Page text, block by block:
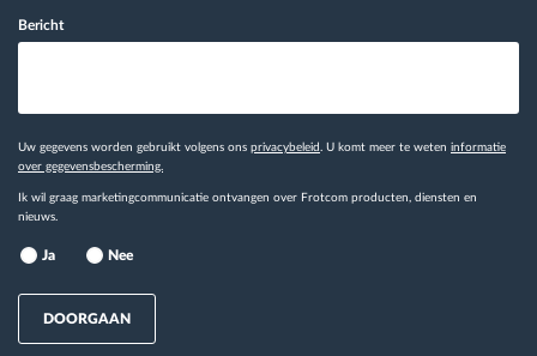
Bericht
Uw gegevens worden gebruikt volgens ons privacybeleid . U komt meer te weten informatie
over gegevensbescherming.
Ik wil graag marketingcommunicatie ontvangen over Frotcom producten, diensten en
nieuws.
Ja Nee
DOORGAAN